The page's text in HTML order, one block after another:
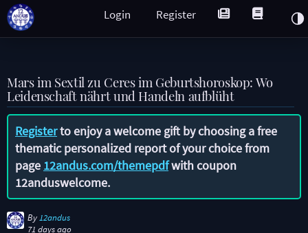
Register
Login
Mars im Sextil zu Ceres im Geburtshoroskop: Wo
Leidenschaft nährt und Handeln aufblüht
Registerto enjoy a welcome gift by choosing a free
thematic personalized report of your choice from
page 12andus.com/themepdfwith coupon
12anduswelcome.
By 12andus
71 days ago